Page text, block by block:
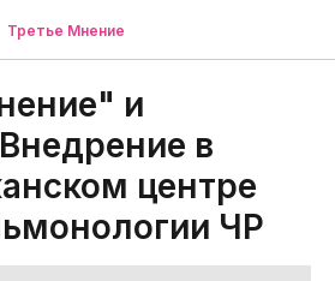
Третье Мнение
и
в
центре
ЧР